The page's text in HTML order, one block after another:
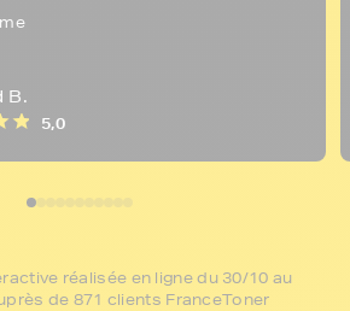
B.
5,0
réalisée en ligne du 30/10 au
de 871 clients FranceToner